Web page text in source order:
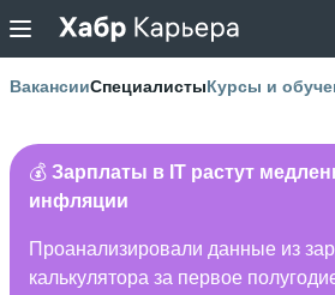
ВакансииСпециалистыКурсы и
💰 Зарплаты в IT растут
инфляции
Проанализировали данные из
калькулятора за первое